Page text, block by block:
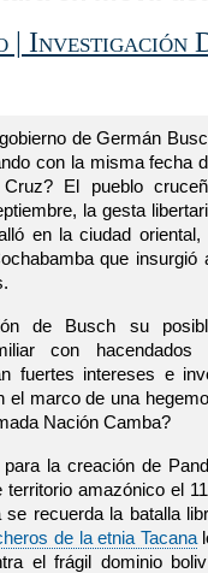
| Investigación
de Germán
con la misma fecha
El pueblo
la gesta
en la ciudad oriental,
que insurgió
de Busch su
con hacendados
fuertes intereses e
el marco de una
Nación Camba?
la creación de
amazónico el
recuerda la batalla
de la etnia Tacana
el frágil dominio